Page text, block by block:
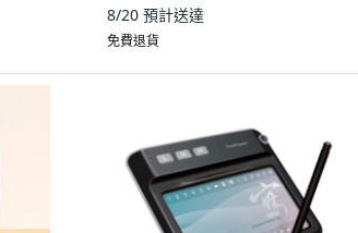
8/20 預計送達
免費退貨